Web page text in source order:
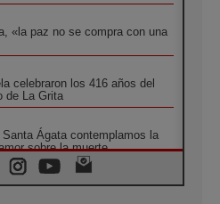
«la paz no se compra con una
celebraron los 416 años del
de La Grita
Santa Ágata contemplamos la
sobre la muerte
el Santuario de la Madre